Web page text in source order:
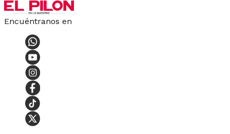
Encuéntranos en